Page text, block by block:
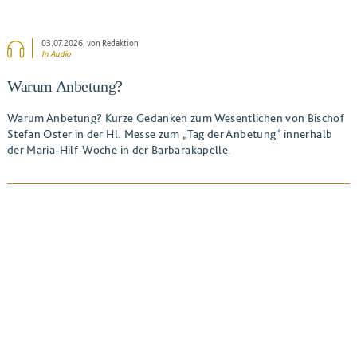
03.07.2026, von Redaktion
In Audio
Warum Anbetung?
Warum Anbetung? Kurze Gedanken zum Wesentlichen von Bischof
Stefan Oster in der Hl. Messe zum „Tag der Anbetung“ innerhalb
der Maria-Hilf-Woche in der Barbarakapelle.